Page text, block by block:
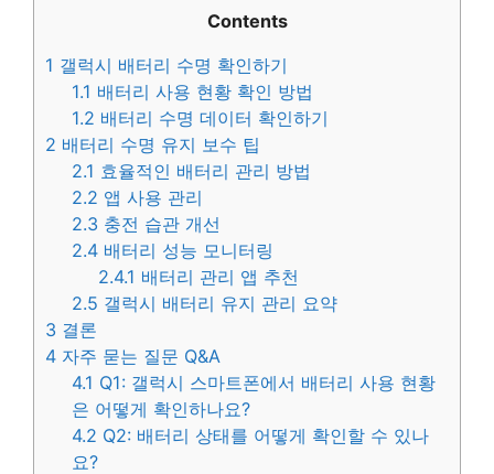
Contents
1 갤럭시 배터리 수명 확인하기
1.1 배터리 사용 현황 확인 방법
1.2 배터리 수명 데이터 확인하기
2 배터리 수명 유지 보수 팁
2.1 효율적인 배터리 관리 방법
2.2 앱 사용 관리
2.3 충전 습관 개선
2.4 배터리 성능 모니터링
2.4.1 배터리 관리 앱 추천
2.5 갤럭시 배터리 유지 관리 요약
3 결론
4 자주 묻는 질문 Q&A
4.1 Q1: 갤럭시 스마트폰에서 배터리 사용 현황
은 어떻게 확인하나요?
4.2 Q2: 배터리 상태를 어떻게 확인할 수 있나
요?